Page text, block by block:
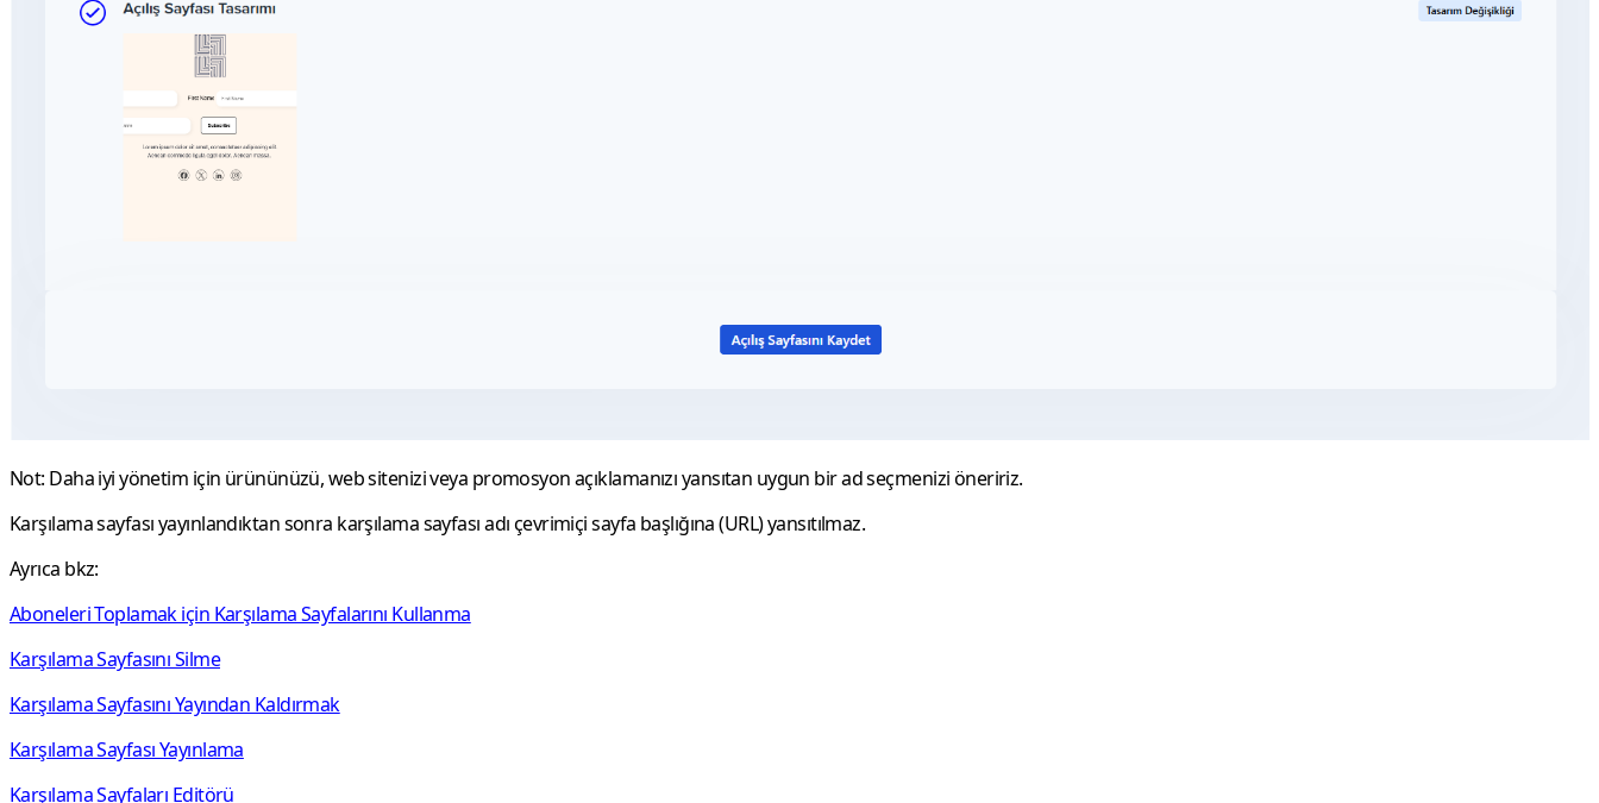
Not: Daha iyi yönetim için ürününüzü, web sitenizi veya promosyon açıklamanızı yansıtan uygun bir ad seçmenizi öneririz.
Karşılama sayfası yayınlandıktan sonra karşılama sayfası adı çevrimiçi sayfa başlığına (URL) yansıtılmaz.
Ayrıca bkz:
Aboneleri Toplamak için Karşılama Sayfalarını Kullanma
Karşılama Sayfasını Silme
Karşılama Sayfasını Yayından Kaldırmak
Karşılama Sayfası Yayınlama
Karşılama Sayfaları Editörü